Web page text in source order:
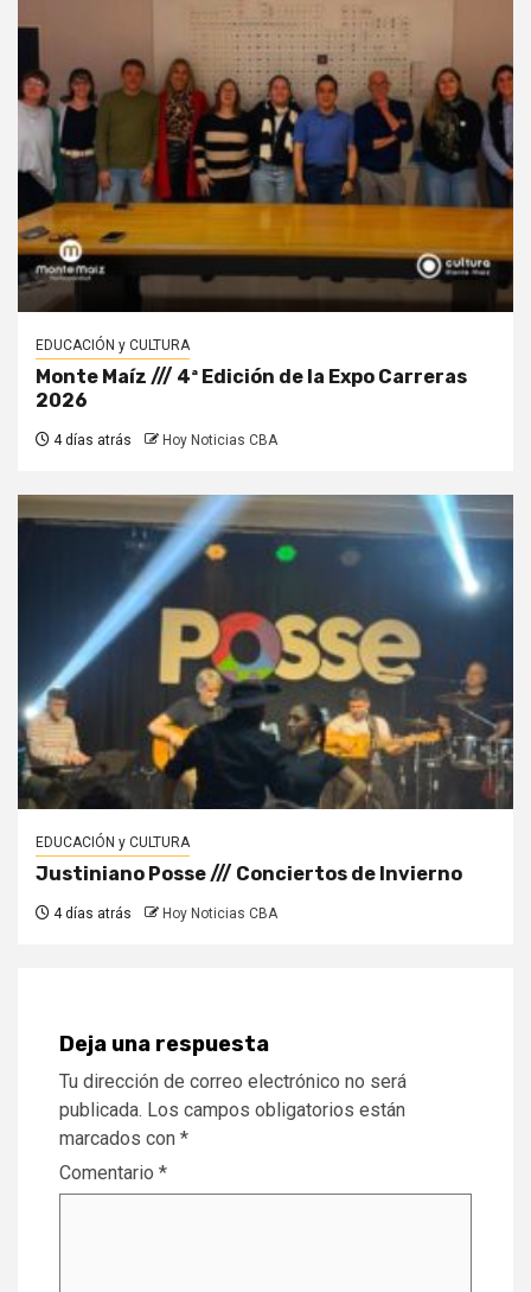
EDUCACIÓN y CULTURA
Monte Maíz /// 4ª Edición de la Expo Carreras
2026
4 días atrás Hoy Noticias CBA
EDUCACIÓN y CULTURA
Justiniano Posse /// Conciertos de Invierno
4 días atrás Hoy Noticias CBA
Deja una respuesta
Tu dirección de correo electrónico no será
publicada. Los campos obligatorios están
marcados con *
Comentario *